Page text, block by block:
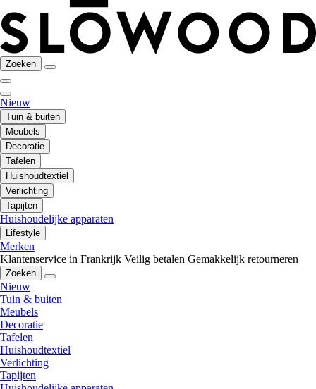
Zoeken
Nieuw
Tuin & buiten
Meubels
Decoratie
Tafelen
Huishoudtextiel
Verlichting
Tapijten
Huishoudelijke apparaten
Lifestyle
Merken
Klantenservice in Frankrijk Veilig betalen Gemakkelijk retourneren
Zoeken
Nieuw
Tuin & buiten
Meubels
Decoratie
Tafelen
Huishoudtextiel
Verlichting
Tapijten